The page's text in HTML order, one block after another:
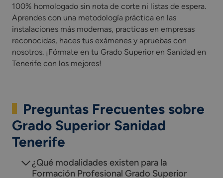
100% homologado sin nota de corte ni listas de espera.
Aprendes con una metodología práctica en las
instalaciones más modernas, practicas en empresas
reconocidas, haces tus exámenes y apruebas con
nosotros. ¡Fórmate en tu Grado Superior en Sanidad en
Tenerife con los mejores!
Preguntas Frecuentes sobre
Grado Superior Sanidad
Tenerife
¿Qué modalidades existen para la
Formación Profesional Grado Superior